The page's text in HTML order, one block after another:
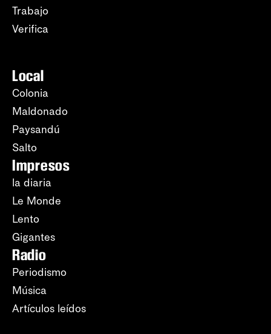
Trabajo
Verifica
Local
Colonia
Maldonado
Paysandú
Salto
Impresos
la diaria
Le Monde
Lento
Gigantes
Radio
Periodismo
Música
Artículos leídos